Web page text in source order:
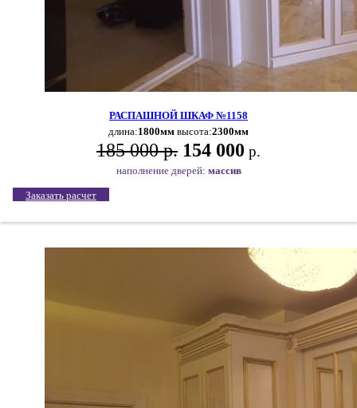
РАСПАШНОЙ ШКАФ №1158
длина:1800мм высота:2300мм
185 000 р. 154 000 р.
наполнение дверей: массив
Заказать расчет